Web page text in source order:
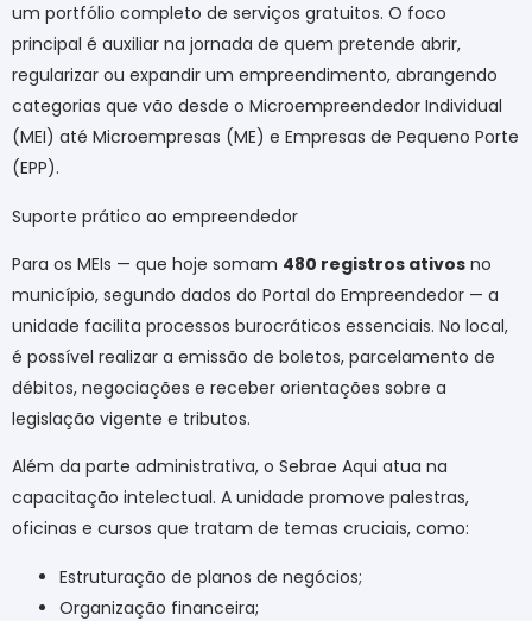
um portfólio completo de serviços gratuitos. O foco
principal é auxiliar na jornada de quem pretende abrir,
regularizar ou expandir um empreendimento, abrangendo
categorias que vão desde o Microempreendedor Individual
(MEI) até Microempresas (ME) e Empresas de Pequeno Porte
(EPP).
Suporte prático ao empreendedor
Para os MEIs — que hoje somam 480 registros ativos no
município, segundo dados do Portal do Empreendedor — a
unidade facilita processos burocráticos essenciais. No local,
é possível realizar a emissão de boletos, parcelamento de
débitos, negociações e receber orientações sobre a
legislação vigente e tributos.
Além da parte administrativa, o Sebrae Aqui atua na
capacitação intelectual. A unidade promove palestras,
oficinas e cursos que tratam de temas cruciais, como:
Estruturação de planos de negócios;
Organização financeira;